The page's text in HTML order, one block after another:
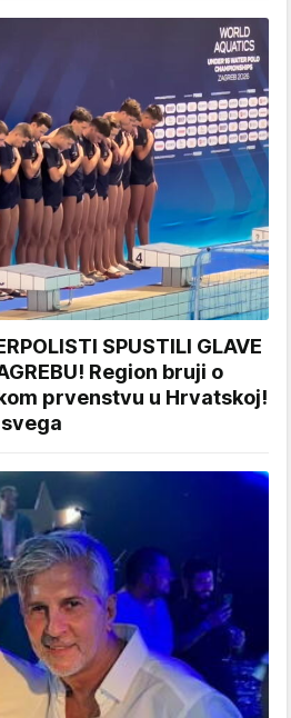
SPUSTILI GLAVE
Region bruji o
prvenstvu u Hrvatskoj!